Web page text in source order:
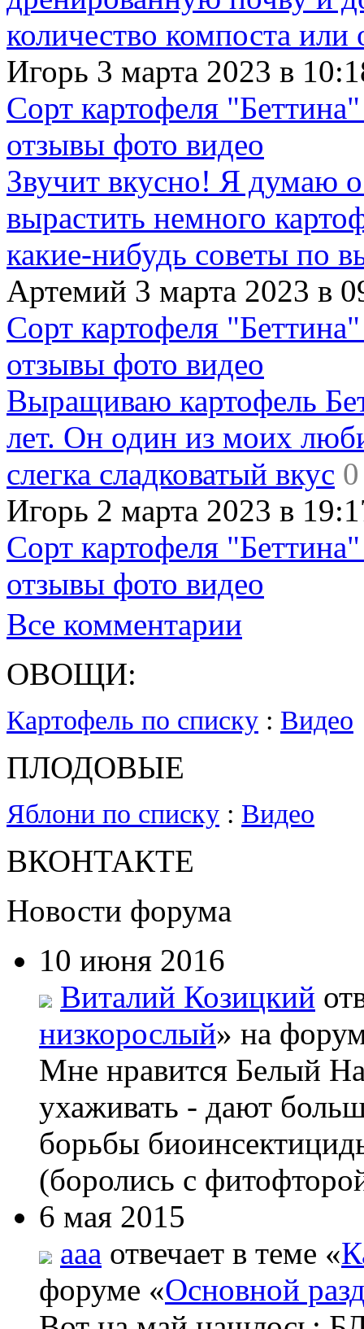
количество компоста
Игорь 3 марта 2023 в
Сорт картофеля
отзывы фото видео
Звучит вкусно! Я думаю
вырастить немного
какие-нибудь советы по
Артемий 3 марта 2023 в
Сорт картофеля
отзывы фото видео
Выращиваю картофель
лет. Он один из моих
слегка сладковатый вкус 0
Игорь 2 марта 2023 в
Сорт картофеля
отзывы фото видео
Все комментарии
ОВОЩИ:
Картофель по списку : Видео
ПЛОДОВЫЕ
Яблони по списку : Видео
ВКОНТАКТЕ
Новости форума
10 июня 2016
Виталий Козицкий
низкорослый» на
Мне нравится Белый
ухаживать - дают
борьбы
(боролись с
6 мая 2015
aaa отвечает в теме «
форуме «Основной